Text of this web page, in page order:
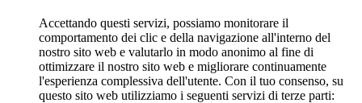
Accettando questi servizi, possiamo monitorare il
comportamento dei clic e della navigazione all'interno del
nostro sito web e valutarlo in modo anonimo al fine di
ottimizzare il nostro sito web e migliorare continuamente
l'esperienza complessiva dell'utente. Con il tuo consenso, su
questo sito web utilizziamo i seguenti servizi di terze parti: